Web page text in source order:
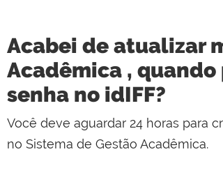
Acabei de atualizar
Acadêmica ,
senha no idIFF?
Você deve aguardar 24 horas para
no Sistema de Gestão Acadêmica.